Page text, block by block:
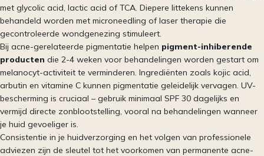
met glycolic acid, lactic acid of TCA. Diepere littekens kunnen
behandeld worden met microneedling of laser therapie die
gecontroleerde wondgenezing stimuleert.
Bij acne-gerelateerde pigmentatie helpen pigment-inhiberende
producten die 2-4 weken voor behandelingen worden gestart om
melanocyt-activiteit te verminderen. Ingrediënten zoals kojic acid,
arbutin en vitamine C kunnen pigmentatie geleidelijk vervagen. UV-
bescherming is cruciaal – gebruik minimaal SPF 30 dagelijks en
vermijd directe zonblootstelling, vooral na behandelingen wanneer
je huid gevoeliger is.
Consistentie in je huidverzorging en het volgen van professionele
adviezen zijn de sleutel tot het voorkomen van permanente acne-